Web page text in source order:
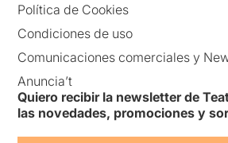
Política de Cookies
Condiciones de uso
Comunicaciones comerciales y
Anuncia’t
Quiero recibir la newsletter de
las novedades, promociones y